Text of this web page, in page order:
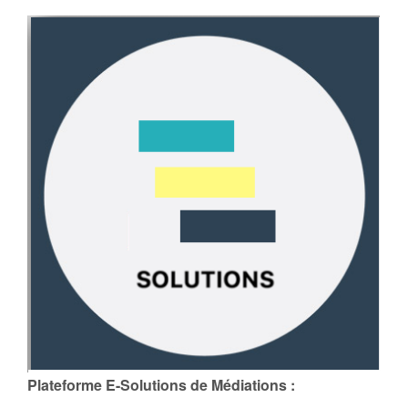
Plateforme E-Solutions de Médiations :